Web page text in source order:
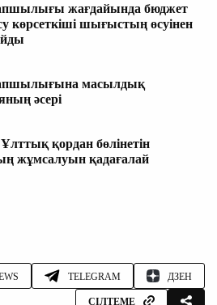
жағдайында бюджет
көрсеткіші шығыстың өсуінен
масылдық
әсері
қордан бөлінетін
жұмсалуын қадағалай
TELEGRAM ДЗЕН
СІЛТЕМЕ